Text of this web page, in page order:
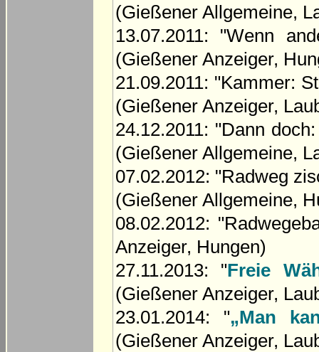
(Gießener Allgemeine,
13.07.2011: "Wenn
(Gießener Anzeiger,
21.09.2011: "Kammer:
(Gießener Anzeiger,
24.12.2011: "Dann
(Gießener Allgemeine,
07.02.2012: "Radweg
(Gießener Allgemeine,
08.02.2012:
Anzeiger, Hungen)
27.11.2013: "Freie
(Gießener Anzeiger,
23.01.2014: "„Man
(Gießener Anzeiger,